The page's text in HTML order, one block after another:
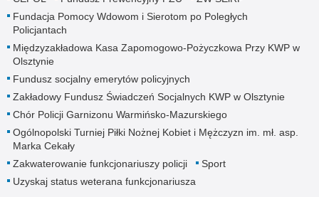
Fundacja Pomocy Wdowom i Sierotom po Poległych
Policjantach
Międzyzakładowa Kasa Zapomogowo-Pożyczkowa Przy KWP w
Olsztynie
Fundusz socjalny emerytów policyjnych
Zakładowy Fundusz Świadczeń Socjalnych KWP w Olsztynie
Chór Policji Garnizonu Warmińsko-Mazurskiego
Ogólnopolski Turniej Piłki Nożnej Kobiet i Mężczyzn im. mł. asp.
Marka Cekały
Zakwaterowanie funkcjonariuszy policji
Sport
Uzyskaj status weterana funkcjonariusza